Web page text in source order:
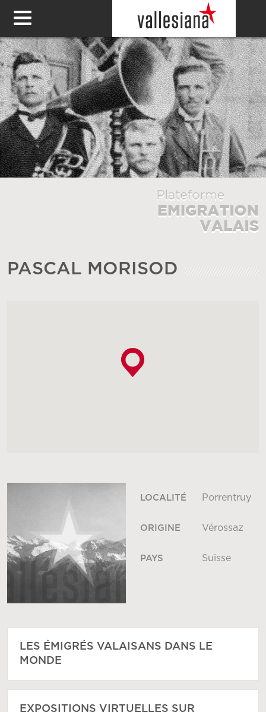
PASCAL MORISOD
LOCALITÉ Porrentruy
ORIGINE Vérossaz
PAYS Suisse
LES ÉMIGRÉS VALAISANS DANS LE
MONDE
EXPOSITIONS VIRTUELLES SUR